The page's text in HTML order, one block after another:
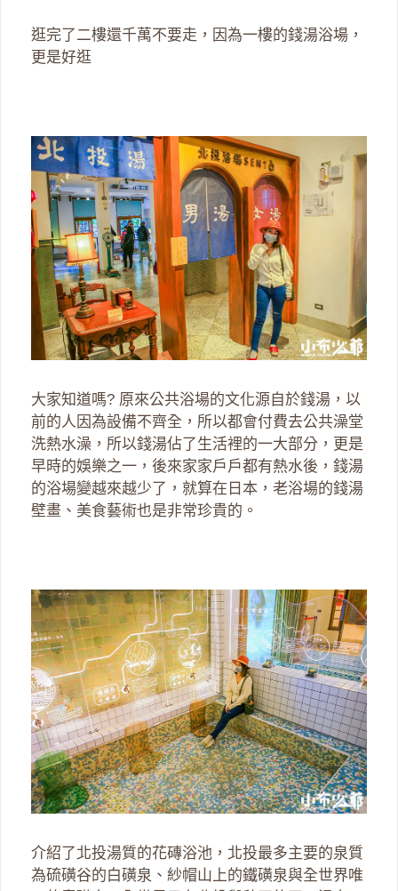
逛完了二樓還千萬不要走，因為一樓的錢湯浴場，
更是好逛
大家知道嗎? 原來公共浴場的文化源自於錢湯，以
前的人因為設備不齊全，所以都會付費去公共澡堂
洗熱水澡，所以錢湯佔了生活裡的一大部分，更是
早時的娛樂之一，後來家家戶戶都有熱水後，錢湯
的浴場變越來越少了，就算在日本，老浴場的錢湯
壁畫、美食藝術也是非常珍貴的。
介紹了北投湯質的花磚浴池，北投最多主要的泉質
為硫磺谷的白磺泉、紗帽山上的鐵磺泉與全世界唯